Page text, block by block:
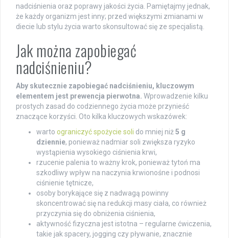
nadciśnienia oraz poprawy jakości życia. Pamiętajmy jednak,
że każdy organizm jest inny; przed większymi zmianami w
diecie lub stylu życia warto skonsultować się ze specjalistą.
Jak można zapobiegać
nadciśnieniu?
Aby skutecznie zapobiegać nadciśnieniu, kluczowym
elementem jest prewencja pierwotna. Wprowadzenie kilku
prostych zasad do codziennego życia może przynieść
znaczące korzyści. Oto kilka kluczowych wskazówek:
warto ograniczyć spożycie soli do mniej niż5 g
dziennie, ponieważ nadmiar soli zwiększa ryzyko
wystąpienia wysokiego ciśnienia krwi,
rzucenie palenia to ważny krok, ponieważ tytoń ma
szkodliwy wpływ na naczynia krwionośne i podnosi
ciśnienie tętnicze,
osoby borykające się z nadwagą powinny
skoncentrować się na redukcji masy ciała, co również
przyczynia się do obniżenia ciśnienia,
aktywność fizyczna jest istotna – regularne ćwiczenia,
takie jak spacery, jogging czy pływanie, znacznie